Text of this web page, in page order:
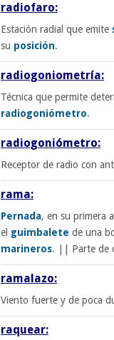
radiofaro:
Estación radial que emite
su posición.
radiogoniometría:
Técnica que permite
radiogoniómetro.
radiogoniómetro:
Receptor de radio con
rama:
Pernada, en su primera
el guimbalete de una
marineros. || Parte de
ramalazo:
Viento fuerte y de poca
raquear: